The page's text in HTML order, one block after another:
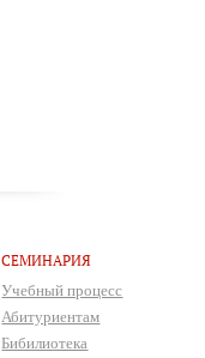
СЕМИНАРИЯ
Учебный процесс
Абитуриентам
Бибилиотека